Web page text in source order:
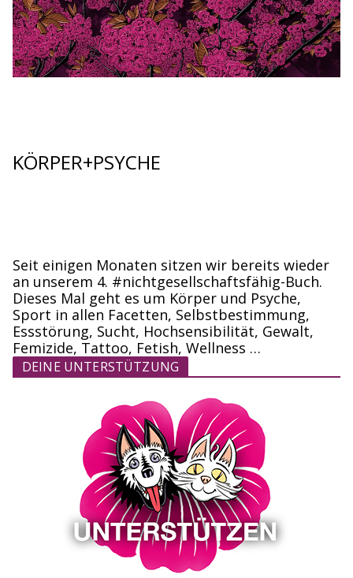
KÖRPER+PSYCHE
Seit einigen Monaten sitzen wir bereits wieder
an unserem 4. #nichtgesellschaftsfähig-Buch.
Dieses Mal geht es um Körper und Psyche,
Sport in allen Facetten, Selbstbestimmung,
Essstörung, Sucht, Hochsensibilität, Gewalt,
Femizide, Tattoo, Fetish, Wellness …
DEINE UNTERSTÜTZUNG